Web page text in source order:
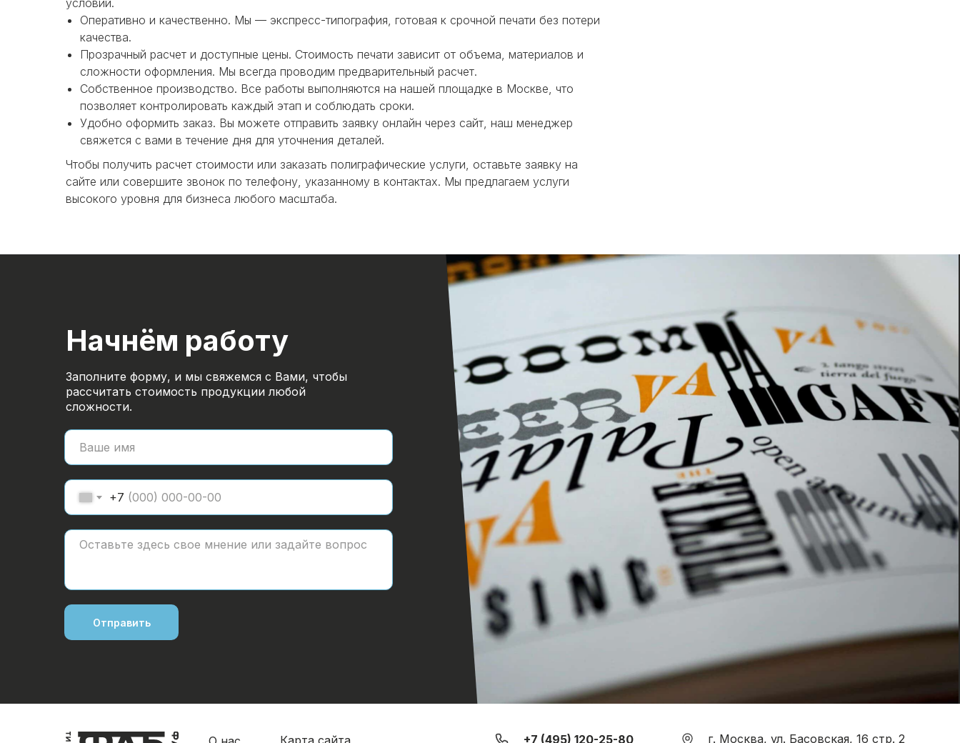
условий.
Оперативно и качественно. Мы — экспресс-типография, готовая к срочной печати без потери
качества.
Прозрачный расчет и доступные цены. Стоимость печати зависит от объема, материалов и
сложности оформления. Мы всегда проводим предварительный расчет.
Собственное производство. Все работы выполняются на нашей площадке в Москве, что
позволяет контролировать каждый этап и соблюдать сроки.
Удобно оформить заказ. Вы можете отправить заявку онлайн через сайт, наш менеджер
свяжется с вами в течение дня для уточнения деталей.
Чтобы получить расчет стоимости или заказать полиграфические услуги, оставьте заявку на
сайте или совершите звонок по телефону, указанному в контактах. Мы предлагаем услуги
высокого уровня для бизнеса любого масштаба.
+7
Отправить
Начнём работу
Заполните форму, и мы свяжемся с Вами, чтобы
рассчитать стоимость продукции любой
сложности.
Обратный звонок
Карта сайта г. Москва, ул. Басовская, 16 стр. 2
+7 (495) 120-25-80